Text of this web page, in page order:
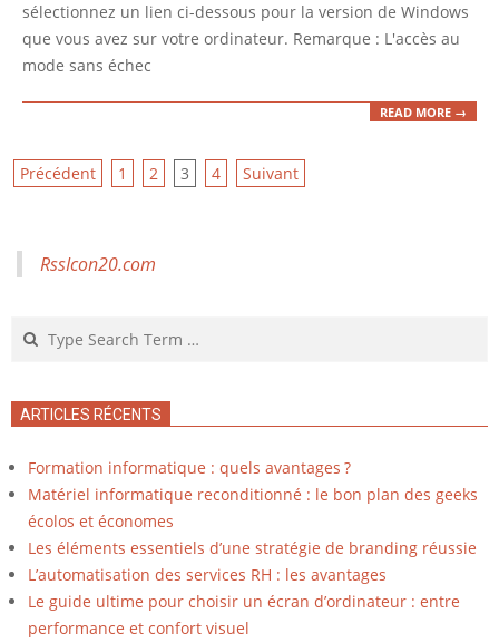
sélectionnez un lien ci-dessous pour la version de Windows
que vous avez sur votre ordinateur. Remarque : L'accès au
mode sans échec
READ MORE →
Navigation
Précédent 1 2 3 4 Suivant
RssIcon20.com
Search
ARTICLES RÉCENTS
Formation informatique : quels avantages ?
Matériel informatique reconditionné : le bon plan des geeks
écolos et économes
Les éléments essentiels d’une stratégie de branding réussie
L’automatisation des services RH : les avantages
Le guide ultime pour choisir un écran d’ordinateur : entre
performance et confort visuel